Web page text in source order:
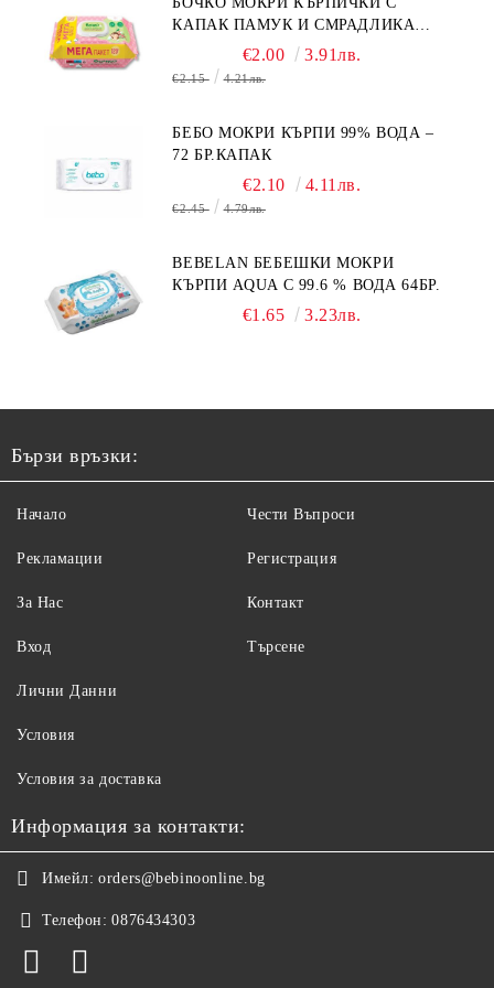
КАПАК ПАМУК И СМРАДЛИКА
€2.00 3.91лв.
€2.15 4.21лв.
БЕБО МОКРИ КЪРПИ 99% ВОДА –
72 БР.КАПАК
€2.10 4.11лв.
€2.45 4.79лв.
BEBELAN БЕБЕШКИ МОКРИ
КЪРПИ AQUA С 99.6 % ВОДА 64БР.
€1.65 3.23лв.
Бързи връзки:
Начало
Рекламации
За Нас
Вход
Чести Въпроси
Регистрация
Контакт
Търсене
Лични Данни
Условия
Условия за доставка
Информация за контакти:
Имейл: orders@bebinoonline.bg
Телефон: 0876434303